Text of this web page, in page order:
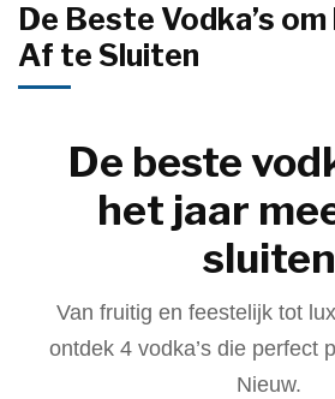
De Beste Vodka’s
Af te Sluiten
De beste
het jaar
sluiten
Van fruitig en feestelijk tot
ontdek 4 vodka’s die perfect
Nieuw.